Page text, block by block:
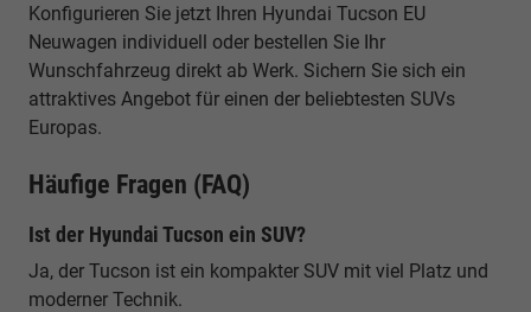
Konfigurieren Sie jetzt Ihren Hyundai Tucson EU
Neuwagen individuell oder bestellen Sie Ihr
Wunschfahrzeug direkt ab Werk. Sichern Sie sich ein
attraktives Angebot für einen der beliebtesten SUVs
Europas.
Häufige Fragen (FAQ)
Ist der Hyundai Tucson ein SUV?
Ja, der Tucson ist ein kompakter SUV mit viel Platz und
moderner Technik.